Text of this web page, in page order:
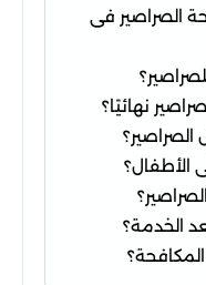
الصراصير فى
نهائيًا؟
الأطفال؟
الخدمة؟